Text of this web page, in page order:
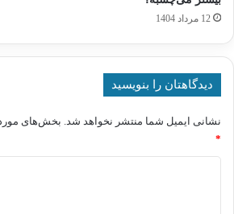
12 مرداد 1404
دیدگاهتان را بنویسید
نشانی ایمیل شما منتشر نخواهد شد. بخش‌های
*